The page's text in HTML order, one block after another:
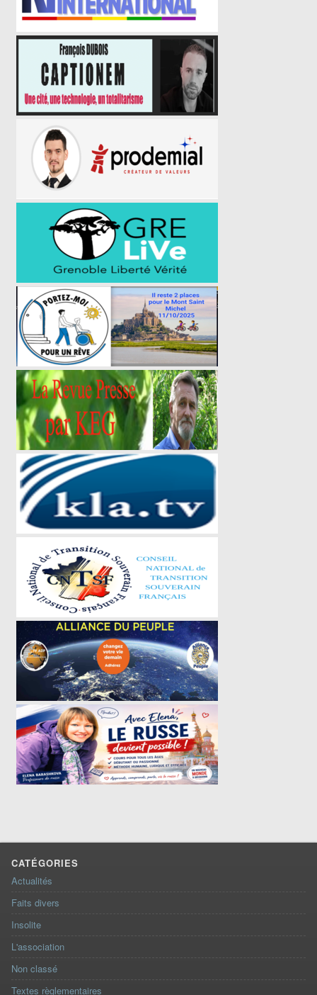
CATÉGORIES
Actualités
Faits divers
Insolite
L'association
Non classé
Textes règlementaires